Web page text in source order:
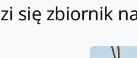
się zbiornik